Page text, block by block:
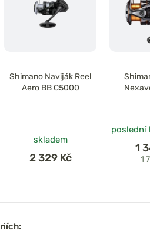
Shimano Naviják Reel
Aero BB C5000
skladem
2 329 Kč
poslední
1
1